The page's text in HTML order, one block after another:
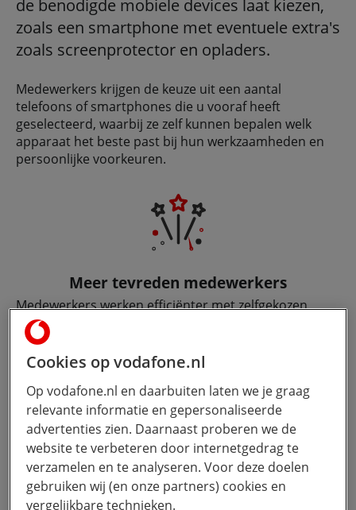
de benodigde mobiele devices laat kiezen,
zoals een smartphone met eventuele extra's
zoals screenprotector en opladers.
Medewerkers krijgen de keuze uit een aantal
telefoons of smartphones die u vooraf heeft
geselecteerd, waarbij ze zelf kunnen bepalen welk
apparaat het beste past bij hun werkzaamheden en
persoonlijke voorkeuren.
Meer tevreden medewerkers
Medewerkers werken efficiënter met zelfgekozen
devices, die ze goed kennen. Zo hebben ze ook
minder technische ondersteuning nodig
Controle over kosten
Als werkgever houdt u controle over het budget.
Daarnaast is de financiële afhandeling is simpel,
Cookies op vodafone.nl
Op vodafone.nl en daarbuiten laten we je graag
relevante informatie en gepersonaliseerde
advertenties zien. Daarnaast proberen we de
website te verbeteren door internetgedrag te
verzamelen en te analyseren. Voor deze doelen
gebruiken wij (en onze partners) cookies en
vergelijkbare technieken.